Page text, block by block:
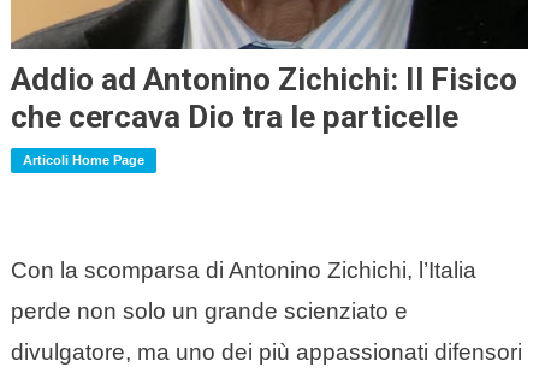
Addio ad Antonino Zichichi: Il Fisico
che cercava Dio tra le particelle
Articoli Home Page
Con la scomparsa di Antonino Zichichi, l’Italia
perde non solo un grande scienziato e
divulgatore, ma uno dei più appassionati difensori